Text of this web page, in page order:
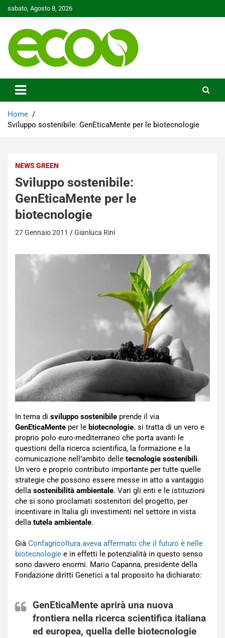
to
sabato, Agosto 8, 2026
Ecoo.it
Home
Sviluppo sostenibile: GenEticaMente per le biotecnologie
NEWS GREEN
Sviluppo sostenibile:
GenEticaMente per le
biotecnologie
27 Gennaio 2011 Gianluca Rini
In tema di sviluppo sostenibile prende il via
GenEticaMente per le biotecnologie. si tratta di un vero e
proprio polo euro-mediterraneo che porta avanti le
questioni della ricerca scientifica, la formazione e la
comunicazione nell’ambito delle tecnologie sostenibili.
Un vero e proprio contributo importante per tutte quelle
strategie che possono essere messe in atto a vantaggio
della sostenibilità ambientale. Vari gli enti e le istituzioni
che si sono proclamati sostenitori del progetto, per
incentivare in Italia gli investimenti nel settore in vista
della tutela ambientale.
Già Confagricoltura aveva affermato che il futuro è nelle
biotecnologie e in effetti le potenzialità in questo senso
sono davvero enormi. Mario Capanna, presidente della
Fondazione diritti Genetici a tal proposito ha dichiarato:
GenEticaMente aprirà una nuova
frontiera nella ricerca scientifica italiana
ed europea, quella delle biotecnologie